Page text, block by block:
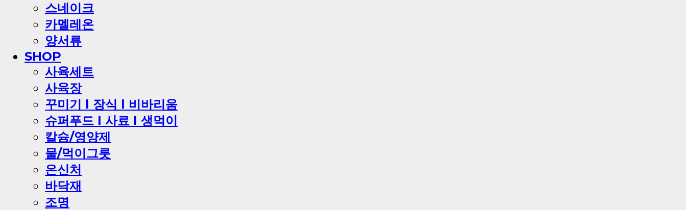
스네이크
카멜레온
양서류
SHOP
사육세트
사육장
꾸미기 l 장식 l 비바리움
슈퍼푸드 l 사료 l 생먹이
칼슘/영양제
물/먹이그릇
은신처
바닥재
조명